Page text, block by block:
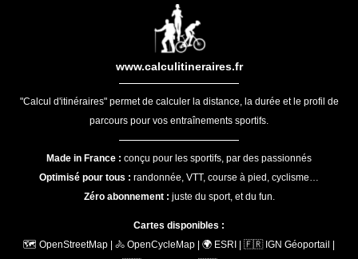
www.calculitineraires.fr
"Calcul d'itinéraires" permet de calculer la distance, la durée et le profil de
parcours pour vos entraînements sportifs.
Made in France : conçu pour les sportifs, par des passionnés
Optimisé pour tous : randonnée, VTT, course à pied, cyclisme…
Zéro abonnement : juste du sport, et du fun.
Cartes disponibles :
🗺️ OpenStreetMap | 🚴 OpenCycleMap | 🌍 ESRI | 🇫🇷 IGN Géoportail |